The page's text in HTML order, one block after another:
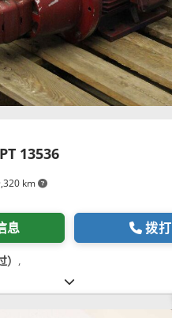
km
13536
息 拨打
,